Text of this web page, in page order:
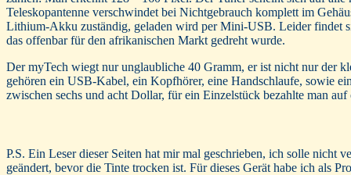
Teleskopantenne verschwindet bei Nichtgebrauch komplett im
Lithium-Akku zuständig, geladen wird per Mini-USB. Leider findet
das offenbar für den afrikanischen Markt gedreht wurde.
Der myTech wiegt nur unglaubliche 40 Gramm, er ist nicht nur der
gehören ein USB-Kabel, ein Kopfhörer, eine Handschlaufe, sowie
zwischen sechs und acht Dollar, für ein Einzelstück bezahlte man
P.S. Ein Leser dieser Seiten hat mir mal geschrieben, ich solle nicht
geändert, bevor die Tinte trocken ist. Für dieses Gerät habe ich als